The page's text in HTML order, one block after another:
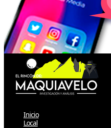
Inicio
Local